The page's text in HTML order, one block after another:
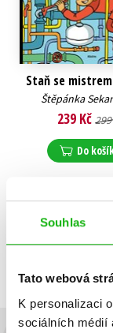
Souhlas
Tato webová
K personalizaci
sociálních médií
Staň se
Štěpánka
239 Kč
Do